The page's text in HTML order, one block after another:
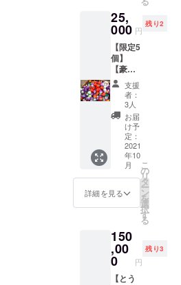
※但し、
生食限
定のと
うがら
しでは
乾燥保
存は不
可。
らない
ように
並べて
置く。
風通し
の良い
日陰の
場所
で、自
然乾
燥。完
了の目
安は表
面にシ
ワがた
くさん
でき、
振ると
中で種
るのが
わかる
程度。
※但し、
生食限
（平日
限定）
詳細
の日程
は生育
状況を
見て、
改めて
相談・
決定さ
せてい
ただき
ます。
・畑の
場所：
たま市
緑区南
https://t
inyurl.c
om/3wk
jphpf ・
プリッ
クチン
ダー：
トムヤ
ムクン
や炒め
ものな
ど 島と
うがら
し：
コー
レー
グース
のほか
肉みそ
など ビ
【生食
限定】
そのま
まやピ
採って
すぐの
とうが
らしを
食べら
れるイ
ベント
なん
て、な
かなか
い！？
はず！
ぜひわ
たした
いに来
てくだ
さい🌶畑
ちして
います🌶
🌶 詳
細） ｰ
2021年
いしく
料理し
てみよ
う！と
いう企
画。自
宅でな
かなか
作るこ
とがむ
ずかし
いメ
ニュー
も動画
を見な
がら一
しょ
う。辛
いだけ
い、お
す！
（10種
類） モ
ニター
として
感想を
お聞か
せくだ
さい。
・試作
候補は
以下に
なって
いま
す。
（仮）
ス
ロー
フォ
フォ、
レモン
ドロッ
25,
000 円
残り2
【限定5
個】
【豪
華！と
うがら
し詰め
合わせ
とオン
ライン
料理教
室の
セッ
ト】 と
うがら
しは気
どう
やって
食べた
らいい
のか分
支援
者：
3人
お届
け予
定：
2021
年10
月
詳細を見る
こ
の
リ
タ
ー
ン
を
選
択
す
る
150
,00
0 円
残り3
【とう